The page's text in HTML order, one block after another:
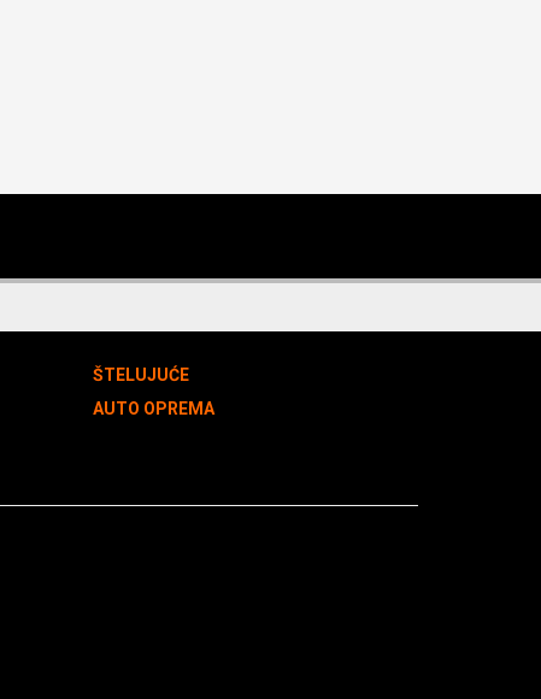
ŠTELUJUĆE
AUTO OPREMA